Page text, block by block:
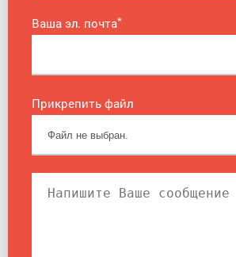
Ваша эл. почта*
Прикрепить файл